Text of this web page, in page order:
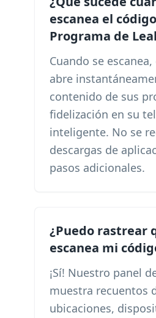
escanea el
Programa de
Cuando se
abre
contenido de sus
fidelización en su
inteligente. No se
descargas de
pasos adicionales.
¿Puedo rastrear
escanea mi
¡Sí! Nuestro panel
muestra recuentos
ubicaciones,